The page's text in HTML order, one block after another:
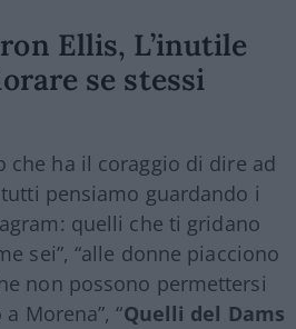
Ellis, L’inutile
se stessi
che ha il coraggio di dire ad
pensiamo guardando i
quelli che ti gridano
sei”, “alle donne piacciono
non possono permettersi
Morena”, “Quelli del Dams